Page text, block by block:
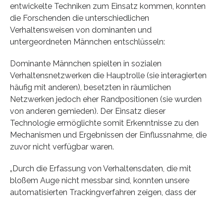
entwickelte Techniken zum Einsatz kommen, konnten
die Forschenden die unterschiedlichen
Verhaltensweisen von dominanten und
untergeordneten Männchen entschlüsseln:
Dominante Männchen spielten in sozialen
Verhaltensnetzwerken die Hauptrolle (sie interagierten
häufig mit anderen), besetzten in räumlichen
Netzwerken jedoch eher Randpositionen (sie wurden
von anderen gemieden). Der Einsatz dieser
Technologie ermöglichte somit Erkenntnisse zu den
Mechanismen und Ergebnissen der Einflussnahme, die
zuvor nicht verfügbar waren.
„Durch die Erfassung von Verhaltensdaten, die mit
bloßem Auge nicht messbar sind, konnten unsere
automatisierten Trackingverfahren zeigen, dass der